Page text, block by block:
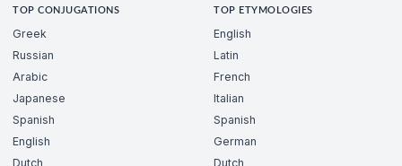
TOP CONJUGATIONS
Greek
Russian
Arabic
Japanese
Spanish
English
Dutch
TOP ETYMOLOGIES
English
Latin
French
Italian
Spanish
German
Dutch